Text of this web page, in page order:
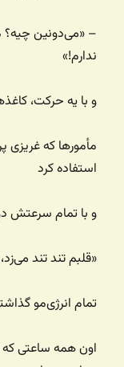
– «می‌دونین چیه؟
ندارم!»
و با یه حرکت،
مأمورها که غریزی
استفاده کرد
و با تمام سرعتش
«قلبم تند تند
تمام انرژی‌مو
اون همه ساعتی که